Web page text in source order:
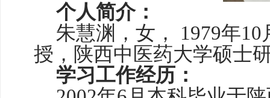
个人简介：
朱慧渊，女，
1979年
授，陕西中医药大学硕士
学习工作经历：